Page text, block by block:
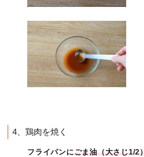
4、鶏肉を焼く
フライパンにごま油（大さじ1/2）